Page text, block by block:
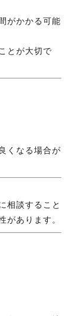
がかかる可能
とが大切で
くなる場合が
相談すること
があります。